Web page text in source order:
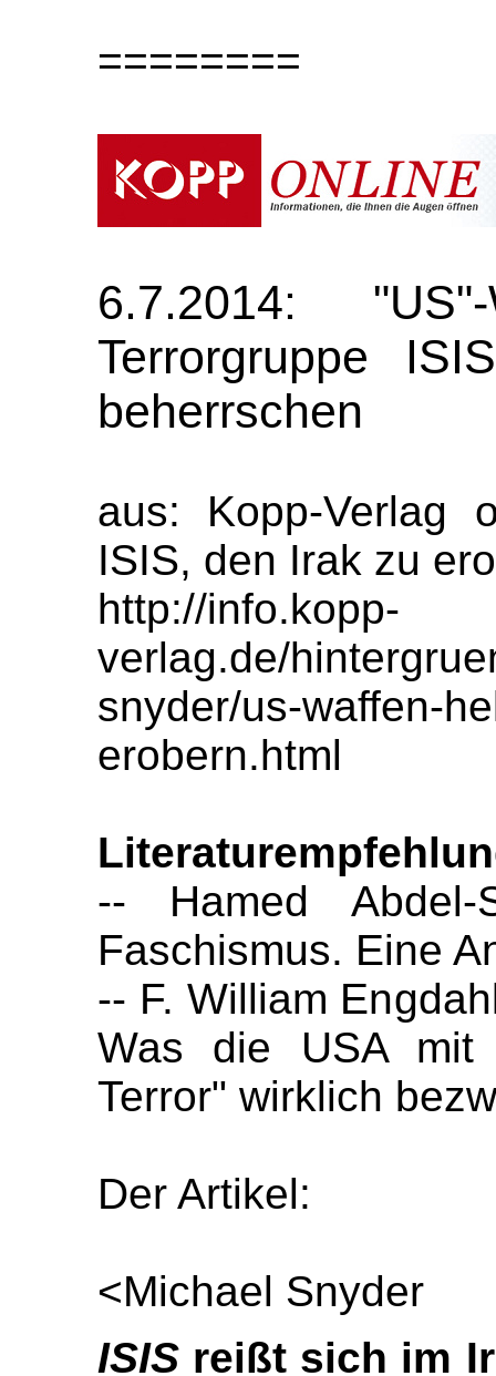
========
6.7.2014:
Terrorgruppe
beherrschen
aus: Kopp-Verlag
ISIS, den Irak zu
http://info.kopp-
verlag.de/
snyder/us-waffen-
erobern.html
-- Hamed Abdel-
Faschismus. Eine
-- F. William
Was die USA mit
Terror" wirklich
Der Artikel:
<Michael Snyder
ISIS reißt sich im